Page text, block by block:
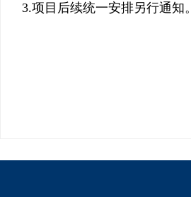
3.项目后续统一安排另行通知。